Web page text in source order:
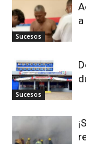
Sucesos
Sucesos